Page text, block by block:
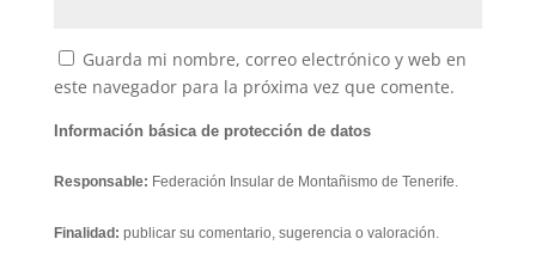
Guarda mi nombre, correo electrónico y web en
este navegador para la próxima vez que comente.
Información básica de protección de datos
Responsable: Federación Insular de Montañismo de Tenerife.
Finalidad: publicar su comentario, sugerencia o valoración.